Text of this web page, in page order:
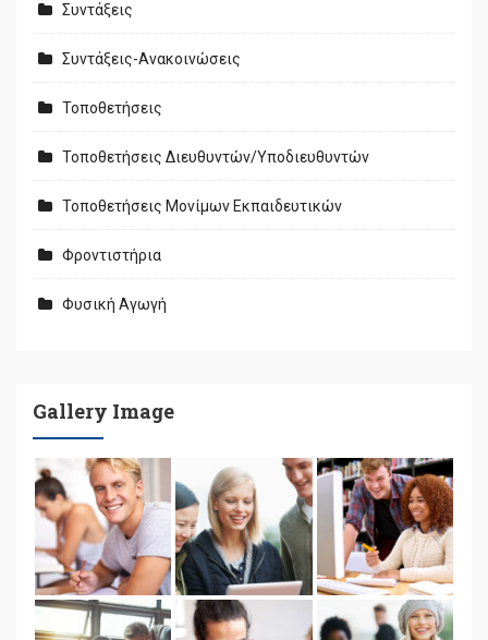
Συντάξεις
Συντάξεις-Ανακοινώσεις
Τοποθετήσεις
Τοποθετήσεις Διευθυντών/Υποδιευθυντών
Τοποθετήσεις Μονίμων Εκπαιδευτικών
Φροντιστήρια
Φυσική Αγωγή
Gallery Image